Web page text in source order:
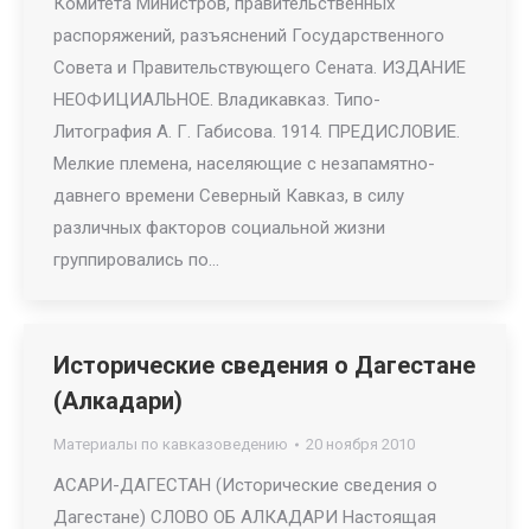
распоряжений, разъяснений Государственного
Совета и Правительствующего Сената. ИЗДАНИЕ
НЕОФИЦИАЛЬНОЕ. Владикавказ. Типо-
Литография А. Г. Габисова. 1914. ПРЕДИСЛОВИЕ.
Мелкие племена, населяющие с незапамятно-
давнего времени Северный Кавказ, в силу
различных факторов социальной жизни
группировались по…
Исторические сведения о Дагестане
(Алкадари)
Материалы по кавказоведению 20 ноября 2010
АСАРИ-ДАГЕСТАН (Исторические сведения о
Дагестане) СЛОВО ОБ АЛКАДАРИ Настоящая